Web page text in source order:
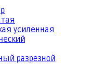
усиленная
разрезной